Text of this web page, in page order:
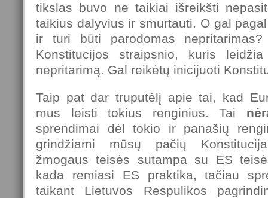
tikslas buvo ne taikiai išreikšti
taikius dalyvius ir smurtauti. O gal
ir turi būti parodomas
Konstitucijos straipsnio, kuris
nepritarimą. Gal reikėtų inicijuoti
Taip pat dar truputėlį apie tai, kad
mus leisti tokius renginius. Tai
sprendimai dėl tokio ir panašių
grindžiami mūsų pačių
žmogaus teisės sutampa su ES
kada remiasi ES praktika, tačiau
taikant Lietuvos Respulikos